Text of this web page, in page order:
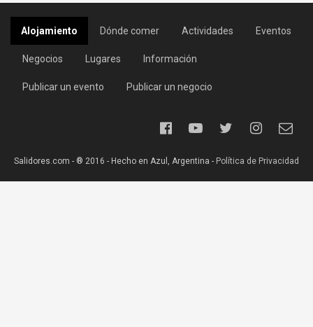
Alojamiento Dónde comer Actividades Eventos
Negocios Lugares Información
Publicar un evento Publicar un negocio
Salidores.com - ® 2016 - Hecho en Azul, Argentina - Política de Privacidad